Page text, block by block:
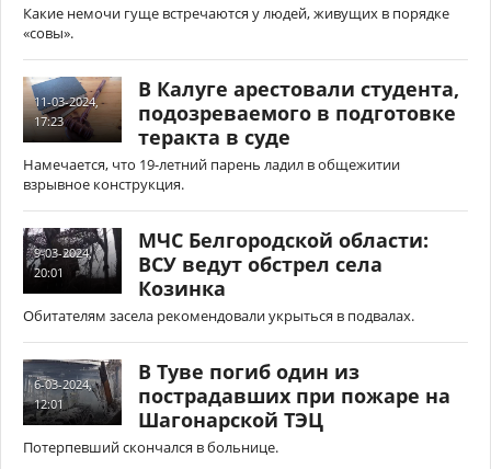
Какие немочи гуще встречаются у людей, живущих в порядке
«совы».
11-03-2024,
17:23
В Калуге арестовали студента,
подозреваемого в подготовке
теракта в суде
Намечается, что 19-летний парень ладил в общежитии
взрывное конструкция.
9-03-2024,
20:01
МЧС Белгородской области:
ВСУ ведут обстрел села
Козинка
Обитателям засела рекомендовали укрыться в подвалах.
6-03-2024,
12:01
В Туве погиб один из
пострадавших при пожаре на
Шагонарской ТЭЦ
Потерпевший скончался в больнице.